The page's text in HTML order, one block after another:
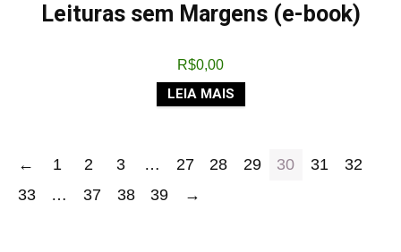
Leituras sem Margens (e-book)
R$0,00
LEIA MAIS
← 1 2 3 … 27 28 29 30 31
32
33
… 37 38 39 →